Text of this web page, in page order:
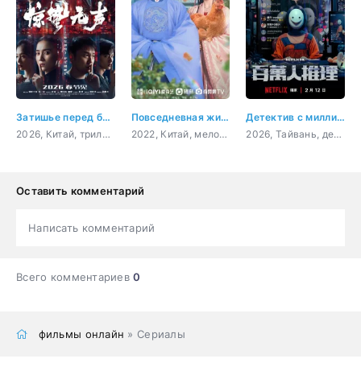
Затишье перед бурей
2026, Китай, триллер, криминал
Повседневная жизнь в Синьчуане
2022, Китай, мелодрама, комедия
Детектив с миллионом подписчиков
2026, Тайвань, детектив, триллер, криминал
Оставить комментарий
Написать комментарий
Всего комментариев0
фильмы онлайн » Сериалы